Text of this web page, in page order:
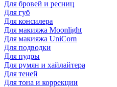
Для бровей и ресниц
Для губ
Для консилера
Для макияжа Moonlight
Для макияжа UniCorn
Для подводки
Для пудры
Для румян и хайлайтера
Для теней
Для тона и коррекции